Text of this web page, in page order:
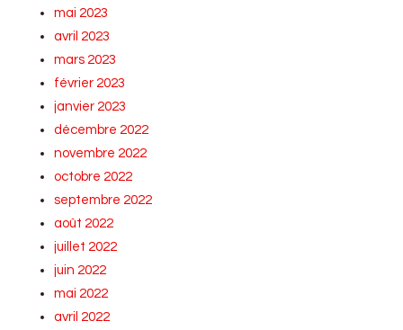
mai 2023
avril 2023
mars 2023
février 2023
janvier 2023
décembre 2022
novembre 2022
octobre 2022
septembre 2022
août 2022
juillet 2022
juin 2022
mai 2022
avril 2022